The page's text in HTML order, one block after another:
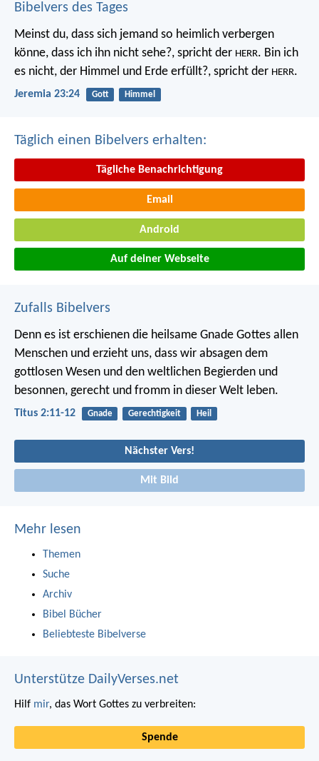
Bibelvers des Tages
Meinst du, dass sich jemand so heimlich verbergen
könne, dass ich ihn nicht sehe?, spricht der HERR. Bin ich
es nicht, der Himmel und Erde erfüllt?, spricht der HERR.
Jeremia 23:24 Gott Himmel
Täglich einen Bibelvers erhalten:
Tägliche Benachrichtigung
Email
Android
Auf deiner Webseite
Zufalls Bibelvers
Denn es ist erschienen die heilsame Gnade Gottes allen
Menschen und erzieht uns, dass wir absagen dem
gottlosen Wesen und den weltlichen Begierden und
besonnen, gerecht und fromm in dieser Welt leben.
Titus 2:11-12 Gnade Gerechtigkeit Heil
Nächster Vers!
Mit Bild
Mehr lesen
Themen
Suche
Archiv
Bibel Bücher
Beliebteste Bibelverse
Unterstütze DailyVerses.net
Hilf mir, das Wort Gottes zu verbreiten:
Spende